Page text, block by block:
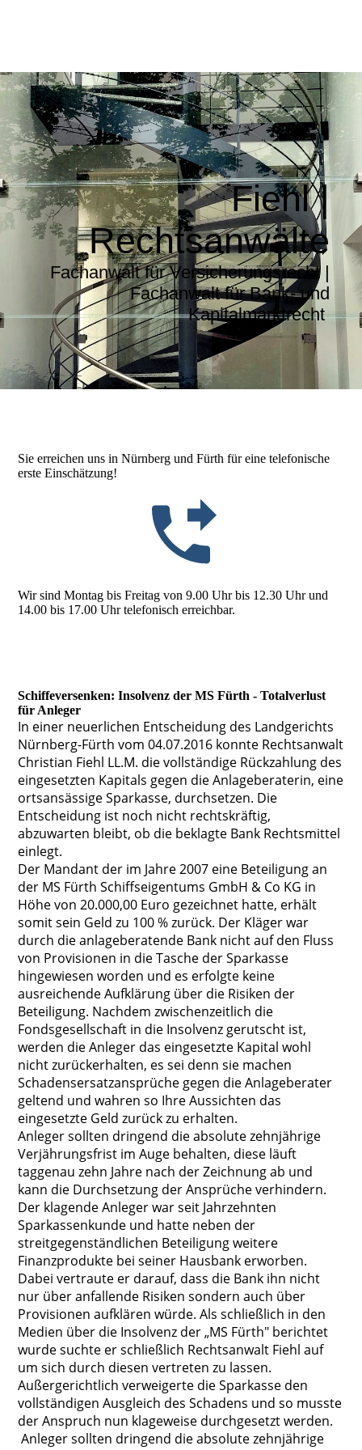
Fiehl |
Rechtsanwälte
Fachanwalt für Versicherungsrecht |
Fachanwalt für Bank- und
Kapitalmarktrecht
Sie erreichen uns in Nürnberg und Fürth für eine telefonische
erste Einschätzung!
Wir sind Montag bis Freitag von 9.00 Uhr bis 12.30 Uhr und
14.00 bis 17.00 Uhr telefonisch erreichbar.
Schiffeversenken: Insolvenz der MS Fürth - Totalverlust
für Anleger
In einer neuerlichen Entscheidung des Landgerichts
Nürnberg-Fürth vom 04.07.2016 konnte Rechtsanwalt
Christian Fiehl LL.M. die vollständige Rückzahlung des
eingesetzten Kapitals gegen die Anlageberaterin, eine
ortsansässige Sparkasse, durchsetzen. Die
Entscheidung ist noch nicht rechtskräftig,
abzuwarten bleibt, ob die beklagte Bank Rechtsmittel
einlegt.
Der Mandant der im Jahre 2007 eine Beteiligung an
der MS Fürth Schiffseigentums GmbH & Co KG in
Höhe von 20.000,00 Euro gezeichnet hatte, erhält
somit sein Geld zu 100 % zurück. Der Kläger war
durch die anlageberatende Bank nicht auf den Fluss
von Provisionen in die Tasche der Sparkasse
hingewiesen worden und es erfolgte keine
ausreichende Aufklärung über die Risiken der
Beteiligung. Nachdem zwischenzeitlich die
Fondsgesellschaft in die Insolvenz gerutscht ist,
werden die Anleger das eingesetzte Kapital wohl
nicht zurückerhalten, es sei denn sie machen
Schadensersatzansprüche gegen die Anlageberater
geltend und wahren so Ihre Aussichten das
eingesetzte Geld zurück zu erhalten.
Anleger sollten dringend die absolute zehnjährige
Verjährungsfrist im Auge behalten, diese läuft
taggenau zehn Jahre nach der Zeichnung ab und
kann die Durchsetzung der Ansprüche verhindern.
Der klagende Anleger war seit Jahrzehnten
Sparkassenkunde und hatte neben der
streitgegenständlichen Beteiligung weitere
Finanzprodukte bei seiner Hausbank erworben.
Dabei vertraute er darauf, dass die Bank ihn nicht
nur über anfallende Risiken sondern auch über
Provisionen aufklären würde. Als schließlich in den
Medien über die Insolvenz der „MS Fürth" berichtet
wurde suchte er schließlich Rechtsanwalt Fiehl auf
um sich durch diesen vertreten zu lassen.
Außergerichtlich verweigerte die Sparkasse den
vollständigen Ausgleich des Schadens und so musste
der Anspruch nun klageweise durchgesetzt werden.
Anleger sollten dringend die absolute zehnjährige